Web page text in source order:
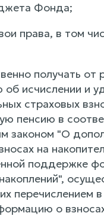
Фонда;
права, в том
получать от
исчислении и
страховых
пенсию в
законом "О
на
поддержке
перечислением
о